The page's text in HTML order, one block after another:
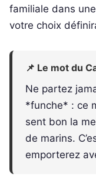
familiale dans
votre choix
📌 Le mot du
Ne partez
*funche* : ce
sent bon la
de marins.
emporterez